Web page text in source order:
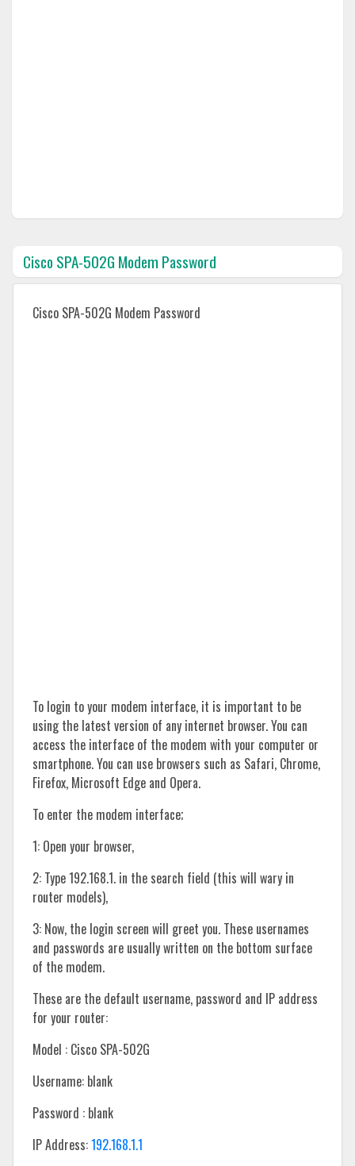
Cisco SPA-502G Modem Password
Cisco SPA-502G Modem Password
To login to your modem interface, it is important to be
using the latest version of any internet browser. You can
access the interface of the modem with your computer or
smartphone. You can use browsers such as Safari, Chrome,
Firefox, Microsoft Edge and Opera.
To enter the modem interface;
1: Open your browser,
2: Type 192.168.1. in the search field (this will wary in
router models),
3: Now, the login screen will greet you. These usernames
and passwords are usually written on the bottom surface
of the modem.
These are the default username, password and IP address
for your router:
Model : Cisco SPA-502G
Username: blank
Password : blank
IP Address:192.168.1.1